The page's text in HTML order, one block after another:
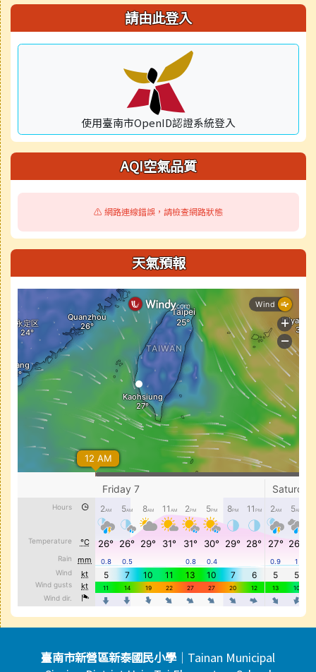
右邊區域內容 請由此登入
使用臺南市OpenID認證系統登入
AQI空氣品質
⚠️ 網路連線錯誤，請檢查網路狀態
天氣預報
頁尾區域內容
臺南市新營區新泰國民小學｜Tainan Municipal